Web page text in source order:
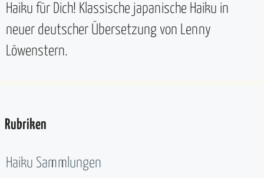
Haiku für Dich! Klassische japanische Haiku in
neuer deutscher Übersetzung von Lenny
Löwenstern.
Rubriken
Haiku Sammlungen